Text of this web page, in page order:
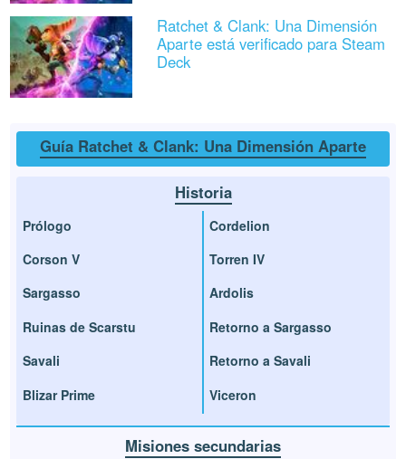
Ratchet & Clank: Una Dimensión
Aparte está verificado para Steam
Deck
Guía Ratchet & Clank: Una Dimensión Aparte
Historia
Prólogo
Corson V
Sargasso
Ruinas de Scarstu
Savali
Blizar Prime
Cordelion
Torren IV
Ardolis
Retorno a Sargasso
Retorno a Savali
Viceron
Misiones secundarias